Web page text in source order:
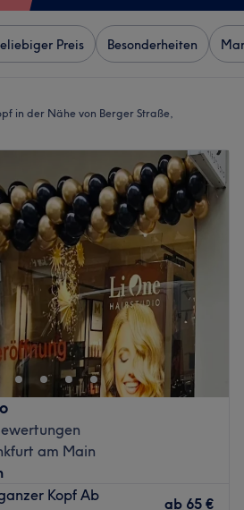
Preis Besonderheiten
in der Nähe von Berger Straße,
am Main
Kopf Ab
ab 65 €